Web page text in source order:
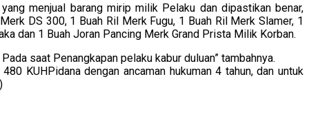
menjual barang mirip milik Pelaku dan dipastikan benar,
DS 300, 1 Buah Ril Merk Fugu, 1 Buah Ril Merk Slamer, 1
dan 1 Buah Joran Pancing Merk Grand Prista Milik Korban.
saat Penangkapan pelaku kabur duluan” tambahnya.
KUHPidana dengan ancaman hukuman 4 tahun, dan untuk